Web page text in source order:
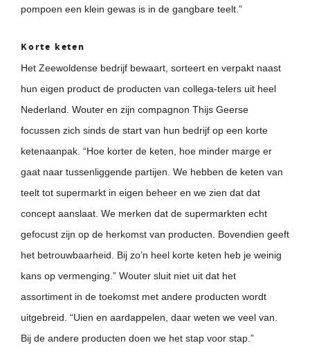
pompoen een klein gewas is in de gangbare teelt.”
Korte keten
Het Zeewoldense bedrijf bewaart, sorteert en verpakt naast
hun eigen product de producten van collega-telers uit heel
Nederland. Wouter en zijn compagnon Thijs Geerse
focussen zich sinds de start van hun bedrijf op een korte
ketenaanpak. “Hoe korter de keten, hoe minder marge er
gaat naar tussenliggende partijen. We hebben de keten van
teelt tot supermarkt in eigen beheer en we zien dat dat
concept aanslaat. We merken dat de supermarkten echt
gefocust zijn op de herkomst van producten. Bovendien geeft
het betrouwbaarheid. Bij zo’n heel korte keten heb je weinig
kans op vermenging.” Wouter sluit niet uit dat het
assortiment in de toekomst met andere producten wordt
uitgebreid. “Uien en aardappelen, daar weten we veel van.
Bij de andere producten doen we het stap voor stap.”